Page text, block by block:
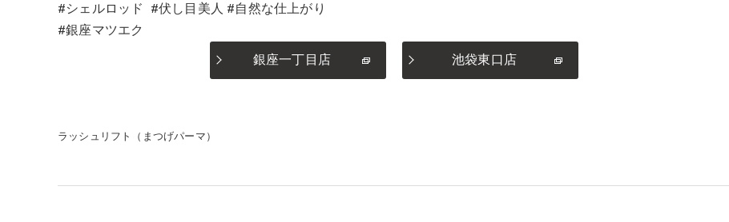
#シェルロッド #伏し目美人 #自然な仕上がり
#銀座マツエク
銀座一丁目店 池袋東口店
ラッシュリフト（まつげパーマ）